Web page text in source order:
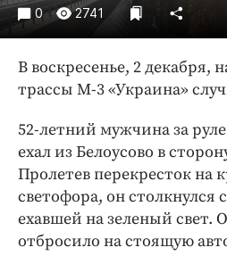
Происшествия
Спорт
Экономика и бизнес
ПРОЕКТЫ
Блоги
Издания
Медиаперсона
Интересное чтиво
Клиника года
0 2741
В воскресенье, 2 декабря,
трассы М-3 «Украина»
52-летний мужчина за
ехал из Белоусово в
Пролетев перекресток на
светофора, он столкнулся
ехавшей на зеленый свет.
отбросило на стоящую